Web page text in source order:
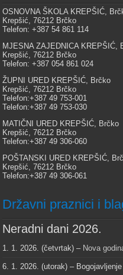
OSNOVNA ŠKOLA KREPŠIĆ,
Krepšić, 76212 Brčko
Telefon: +387 54 861 114
MJESNA ZAJEDNICA KREPŠIĆ,
Krepšić, 76212 Brčko
Telefon: +387 054 861 024
ŽUPNI URED KREPŠIĆ, Brčko
Krepšić, 76212 Brčko
Telefon:+387 49 753-001
Telefon:+387 49 753-030
MATIČNI URED KREPŠIĆ, Brčko
Krepšić, 76212 Brčko
Telefon:+387 49 306-060
POŠTANSKI URED KREPŠIĆ,
Krepšić, 76212 Brčko
Telefon:+387 49 306-061
Državni praznici i
Neradni dani 2026.
1. 1. 2026. (četvrtak) – Nova
6. 1. 2026. (utorak) –